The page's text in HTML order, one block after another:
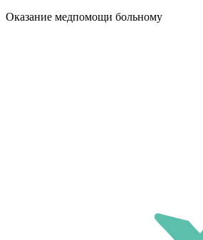
Оказание медпомощи больному